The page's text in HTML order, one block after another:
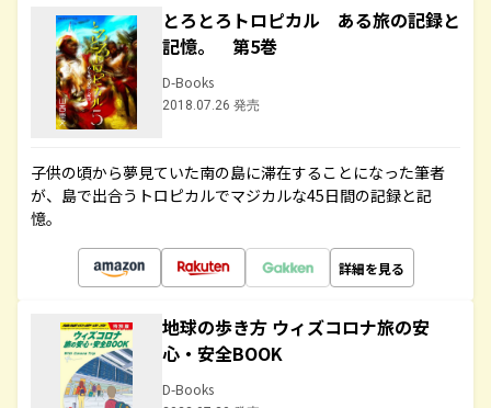
とろとろトロピカル ある旅の記録と
記憶。 第5巻
D-Books
2018.07.26 発売
子供の頃から夢見ていた南の島に滞在することになった筆者
が、島で出合うトロピカルでマジカルな45日間の記録と記
憶。
詳細を見る
地球の歩き方 ウィズコロナ旅の安
心・安全BOOK
D-Books